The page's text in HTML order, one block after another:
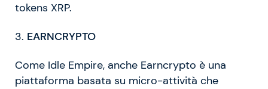
tokens XRP.
3. EARNCRYPTO
Come Idle Empire, anche Earncrypto è una
piattaforma basata su micro-attività che